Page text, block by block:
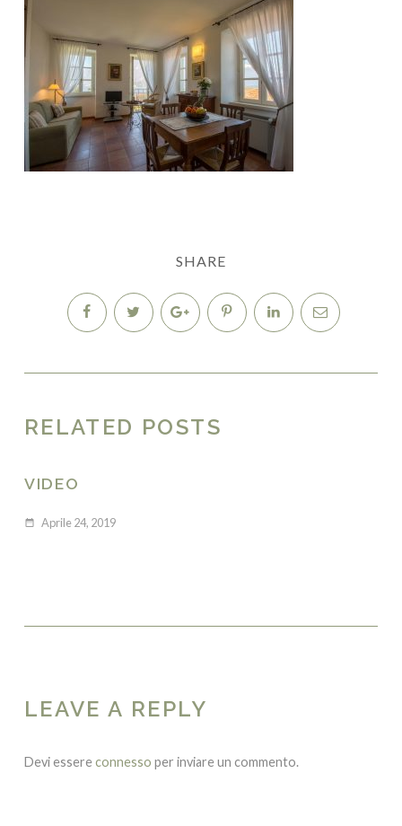
SHARE
RELATED POSTS
VIDEO
date_range Aprile 24, 2019
LEAVE A REPLY
Devi essereconnesso per inviare un commento.